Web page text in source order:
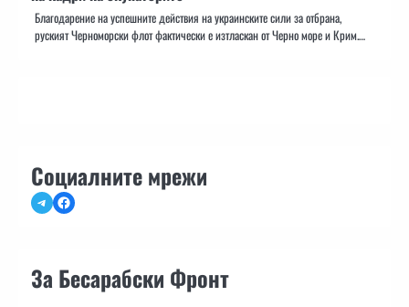
Благодарение на успешните действия на украинските сили за отбрана,
руският Черноморски флот фактически е изтласкан от Черно море и Крим.…
Социалните мрежи
TelegramFacebook
За Бесарабски Фронт